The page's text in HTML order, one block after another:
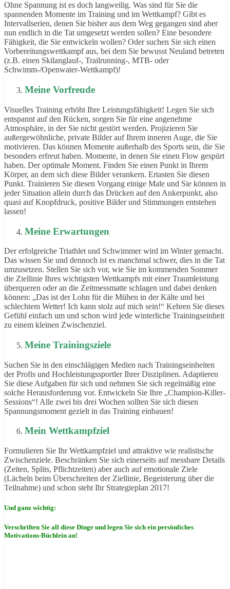
Ohne Spannung ist es doch langweilig. Was sind für Sie die
spannenden Momente im Training und im Wettkampf? Gibt es
Intervallserien, denen Sie bisher aus dem Weg gegangen sind aber
nun endlich in die Tat umgesetzt werden sollen? Eine besondere
Fähigkeit, die Sie entwickeln wollen? Oder suchen Sie sich einen
Vorbereitungswettkampf aus, bei dem Sie bewusst Neuland betreten
(z.B. einen Skilanglauf-, Trailrunning-, MTB- oder
Schwimm-/Openwater-Wettkampf)!
Meine Vorfreude
Visuelles Training erhöht Ihre Leistungsfähigkeit! Legen Sie sich
entspannt auf den Rücken, sorgen Sie für eine angenehme
Atmosphäre, in der Sie nicht gestört werden. Projizieren Sie
außergewöhnliche, private Bilder auf Ihrem inneren Auge, die Sie
motivieren. Das können Momente außerhalb des Sports sein, die Sie
besonders erfreut haben. Momente, in denen Sie einen Flow gespürt
haben. Der optimale Moment. Finden Sie einen Punkt in Ihrem
Körper, an dem sich diese Bilder verankern. Ertasten Sie diesen
Punkt. Trainieren Sie diesen Vorgang einige Male und Sie können in
jeder Situation allein durch das Drücken auf den Ankerpunkt, also
quasi auf Knopfdruck, positive Bilder und Stimmungen entstehen
lassen!
Meine Erwartungen
Der erfolgreiche Triathlet und Schwimmer wird im Winter gemacht.
Das wissen Sie und dennoch ist es manchmal schwer, dies in die Tat
umzusetzen. Stellen Sie sich vor, wie Sie im kommenden Sommer
die Ziellinie Ihres wichtigsten Wettkampfs mit einer Traumleistung
überqueren oder an die Zeitmessmatte schlagen und dabei denken
können: „Das ist der Lohn für die Mühen in der Kälte und bei
schlechtem Wetter! Ich kann stolz auf mich sein!“ Kehren Sie dieses
Gefühl einfach um und schon wird jede winterliche Trainingseinheit
zu einem kleinen Zwischenziel.
Meine Trainingsziele
Suchen Sie in den einschlägigen Medien nach Trainingseinheiten
der Profis und Hochleistungssportler Ihrer Disziplinen. Adaptieren
Sie diese Aufgaben für sich und nehmen Sie sich regelmäßig eine
solche Herausforderung vor. Entwickeln Sie Ihre „Champion-Killer-
Sessions“! Alle zwei bis drei Wochen sollten Sie sich diesen
Spannungsmoment gezielt in das Training einbauen!
Mein Wettkampfziel
Formulieren Sie Ihr Wettkampfziel und attraktive wie realistische
Zwischenziele. Beschränken Sie sich einerseits auf messbare Details
(Zeiten, Splits, Pflichtzeiten) aber auch auf emotionale Ziele
(Lächeln beim Überschreiten der Ziellinie, Begeisterung über die
Teilnahme) und schon steht Ihr Strategieplan 2017!
Und ganz wichtig:
Verschriften Sie all diese Dinge und legen Sie sich ein persönliches
Motivations-Büchlein an!